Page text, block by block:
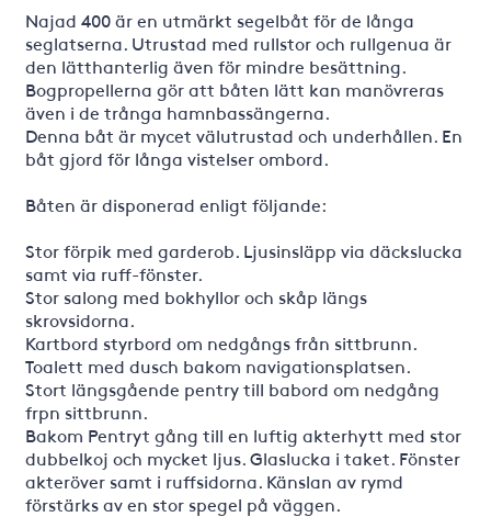
Najad 400 är en utmärkt segelbåt för de långa
seglatserna. Utrustad med rullstor och rullgenua är
den lätthanterlig även för mindre besättning.
Bogpropellerna gör att båten lätt kan manövreras
även i de trånga hamnbassängerna.
Denna båt är mycet välutrustad och underhållen. En
båt gjord för långa vistelser ombord.
Båten är disponerad enligt följande:
Stor förpik med garderob. Ljusinsläpp via däckslucka
samt via ruff-fönster.
Stor salong med bokhyllor och skåp längs
skrovsidorna.
Kartbord styrbord om nedgångs från sittbrunn.
Toalett med dusch bakom navigationsplatsen.
Stort längsgående pentry till babord om nedgång
frpn sittbrunn.
Bakom Pentryt gång till en luftig akterhytt med stor
dubbelkoj och mycket ljus. Glaslucka i taket. Fönster
akteröver samt i ruffsidorna. Känslan av rymd
förstärks av en stor spegel på väggen.